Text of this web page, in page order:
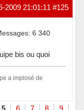
#125
2009 21:01:11
6 340
bis ou quoi
a implosé de